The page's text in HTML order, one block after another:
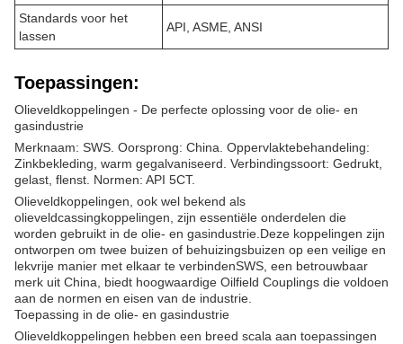
Standards voor het
lassen
API, ASME, ANSI
Toepassingen:
Olieveldkoppelingen - De perfecte oplossing voor de olie- en
gasindustrie
Merknaam: SWS. Oorsprong: China. Oppervlaktebehandeling:
Zinkbekleding, warm gegalvaniseerd. Verbindingssoort: Gedrukt,
gelast, flenst. Normen: API 5CT.
Olieveldkoppelingen, ook wel bekend als
olieveldcassingkoppelingen, zijn essentiële onderdelen die
worden gebruikt in de olie- en gasindustrie.Deze koppelingen zijn
ontworpen om twee buizen of behuizingsbuizen op een veilige en
lekvrije manier met elkaar te verbindenSWS, een betrouwbaar
merk uit China, biedt hoogwaardige Oilfield Couplings die voldoen
aan de normen en eisen van de industrie.
Toepassing in de olie- en gasindustrie
Olieveldkoppelingen hebben een breed scala aan toepassingen